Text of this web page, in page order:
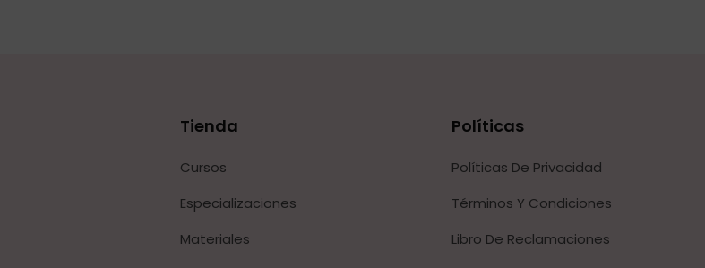
Tienda
Cursos
Especializaciones
Materiales
Políticas
Políticas De Privacidad
Términos Y Condiciones
Libro De Reclamaciones